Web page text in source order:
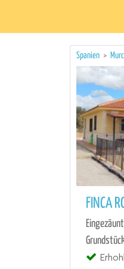
Spanien >
FINCA